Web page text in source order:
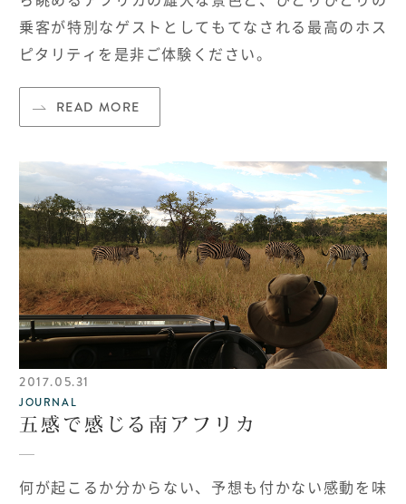
乗客が特別なゲストとしてもてなされる最高のホス
ピタリティを是非ご体験ください。
READ MORE
2017.05.31
JOURNAL
五感で感じる南アフリカ
何が起こるか分からない、予想も付かない感動を味